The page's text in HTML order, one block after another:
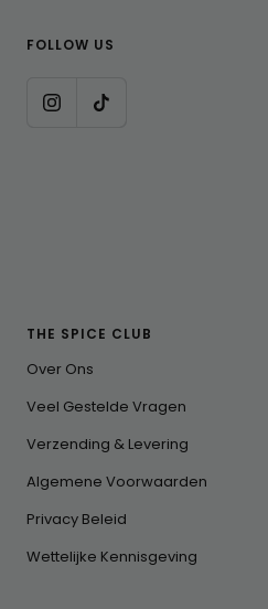
FOLLOW US
THE SPICE CLUB
Over Ons
Veel Gestelde Vragen
Verzending & Levering
Algemene Voorwaarden
Privacy Beleid
Wettelijke Kennisgeving